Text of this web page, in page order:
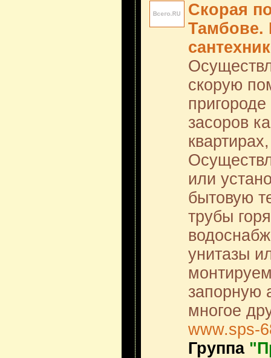
Скорая
Тамбове.
скорую
засоров
или
бытовую
трубы
унитазы
запорную
многое
www.sps-
Группа